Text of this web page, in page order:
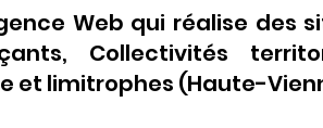
Web qui réalise des
Collectivités
et limitrophes (Haute-